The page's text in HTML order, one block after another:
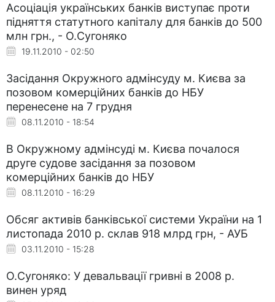
Асоціація українських банків виступає проти
підняття статутного капіталу для банків до 500
млн грн., - О.Сугоняко
19.11.2010 - 02:50
Засідання Окружного адмінсуду м. Києва за
позовом комерційних банків до НБУ
перенесене на 7 грудня
08.11.2010 - 18:54
В Окружному адмінсуді м. Києва почалося
друге судове засідання за позовом
комерційних банків до НБУ
08.11.2010 - 16:29
Обсяг активів банківської системи України на 1
листопада 2010 р. склав 918 млрд грн, - АУБ
03.11.2010 - 15:28
О.Сугоняко: У девальвації гривні в 2008 р.
винен уряд